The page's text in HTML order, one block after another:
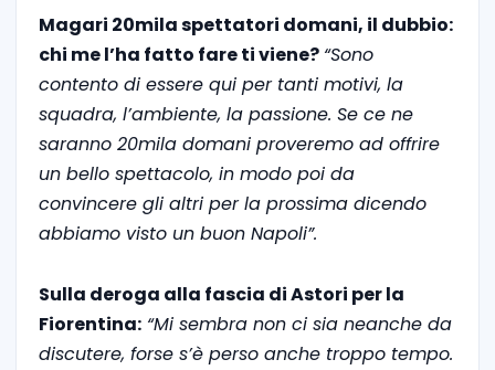
Magari 20mila spettatori domani, il dubbio:
chi me l’ha fatto fare ti viene? “Sono
contento di essere qui per tanti motivi, la
squadra, l’ambiente, la passione. Se ce ne
saranno 20mila domani proveremo ad offrire
un bello spettacolo, in modo poi da
convincere gli altri per la prossima dicendo
abbiamo visto un buon Napoli”.
Sulla deroga alla fascia di Astori per la
Fiorentina: “Mi sembra non ci sia neanche da
discutere, forse s’è perso anche troppo tempo.